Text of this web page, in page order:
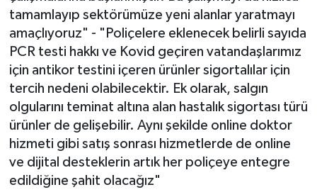
tamamlayıp sektörümüze yeni alanlar yaratmayı
amaçlıyoruz" - "Poliçelere eklenecek belirli sayıda
PCR testi hakkı ve Kovid geçiren vatandaşlarımız
için antikor testini içeren ürünler sigortalılar için
tercih nedeni olabilecektir. Ek olarak, salgın
olgularını teminat altına alan hastalık sigortası türü
ürünler de gelişebilir. Aynı şekilde online doktor
hizmeti gibi satış sonrası hizmetlerde de online
ve dijital desteklerin artık her poliçeye entegre
edildiğine şahit olacağız"